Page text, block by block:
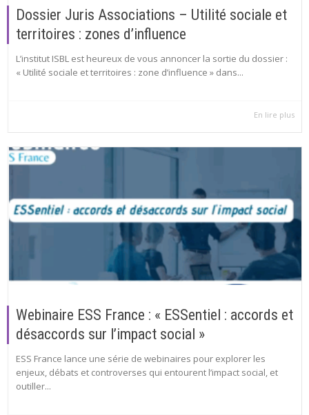
Dossier Juris Associations – Utilité sociale et
territoires : zones d’influence
L’institut ISBL est heureux de vous annoncer la sortie du dossier :
« Utilité sociale et territoires : zone d’influence » dans...
En lire plus
Webinaire ESS France : « ESSentiel : accords et
désaccords sur l’impact social »
ESS France lance une série de webinaires pour explorer les
enjeux, débats et controverses qui entourent l’impact social, et
outiller...